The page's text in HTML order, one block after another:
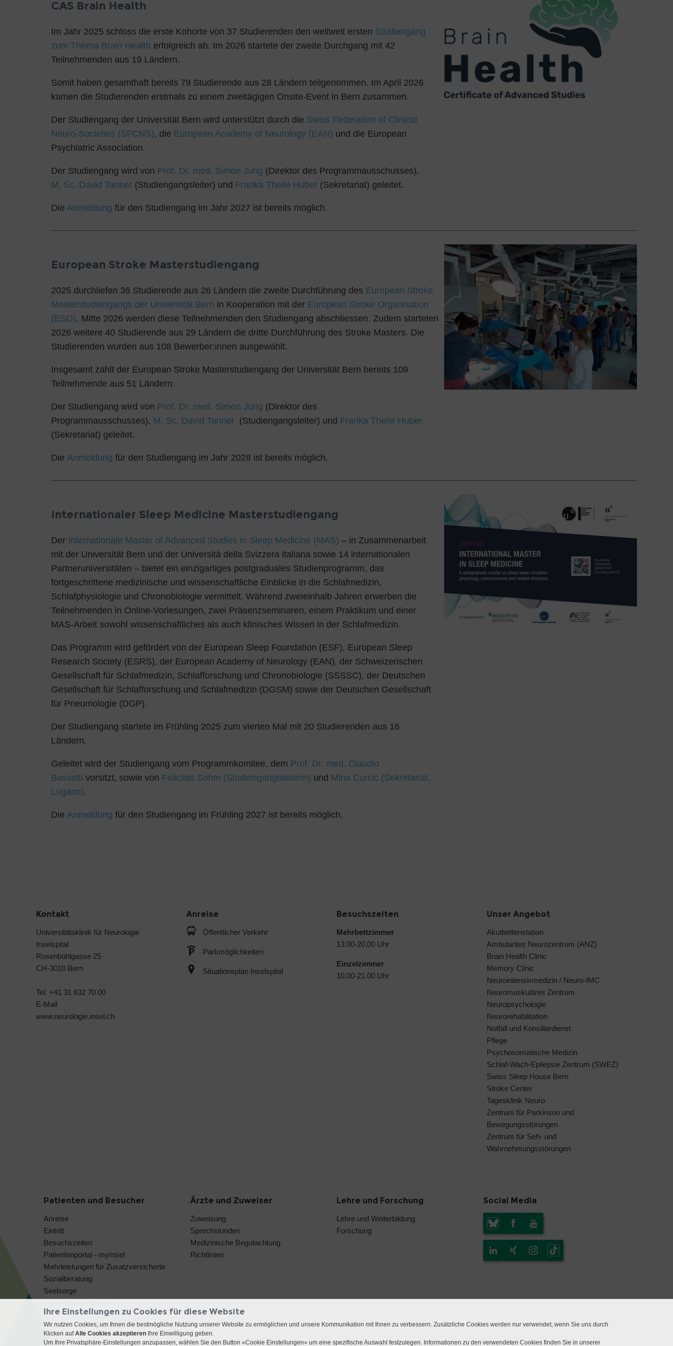
CAS Brain Health
Im Jahr 2025 schloss die erste Kohorte von 37 Studierenden den weltweit ersten Studiengang
zum Thema Brain Health erfolgreich ab. Im 2026 startete der zweite Durchgang mit 42
Teilnehmenden aus 19 Ländern.
Somit haben gesamthaft bereits 79 Studierende aus 28 Ländern teilgenommen. Im April 2026
kamen die Studierenden erstmals zu einem zweitägigen Onsite-Event in Bern zusammen.
Der Studiengang der Universität Bern wird unterstützt durch die Swiss Federation of Clinical
Neuro-Societies (SFCNS), die European Academy of Neurology (EAN) und die European
Psychiatric Association.
Der Studiengang wird von Prof. Dr. med. Simon Jung (Direktor des Programmausschusses),
M. Sc. David Tanner (Studiengangsleiter) und Franka Theile Huber (Sekretariat) geleitet.
Die Anmeldung für den Studiengang im Jahr 2027 ist bereits möglich.
European Stroke Masterstudiengang
2025 durchliefen 36 Studierende aus 26 Ländern die zweite Durchführung des European Stroke
Masterstudiengangs der Universität Bern in Kooperation mit der European Stroke Organisation
(ESO). Mitte 2026 werden diese Teilnehmenden den Studiengang abschliessen. Zudem starteten
2026 weitere 40 Studierende aus 29 Ländern die dritte Durchführung des Stroke Masters. Die
Studierenden wurden aus 108 Bewerber:innen ausgewählt.
Insgesamt zählt der European Stroke Masterstudiengang der Universität Bern bereits 109
Teilnehmende aus 51 Ländern.
Der Studiengang wird von Prof. Dr. med. Simon Jung (Direktor des
Programmausschusses), M. Sc. David Tanner (Studiengangsleiter) und Franka Theile Huber
(Sekretariat) geleitet.
Die Anmeldung für den Studiengang im Jahr 2028 ist bereits möglich.
Internationaler Sleep Medicine Masterstudiengang
Der Internationale Master of Advanced Studies in Sleep Medicine (MAS) – in Zusammenarbeit
mit der Universität Bern und der Università della Svizzera italiana sowie 14 internationalen
Partneruniversitäten – bietet ein einzigartiges postgraduales Studienprogramm, das
fortgeschrittene medizinische und wissenschaftliche Einblicke in die Schlafmedizin,
Schlafphysiologie und Chronobiologie vermittelt. Während zweieinhalb Jahren erwerben die
Teilnehmenden in Online-Vorlesungen, zwei Präsenzseminaren, einem Praktikum und einer
MAS-Arbeit sowohl wissenschaftliches als auch klinisches Wissen in der Schlafmedizin.
Das Programm wird gefördert von der European Sleep Foundation (ESF), European Sleep
Research Society (ESRS), der European Academy of Neurology (EAN), der Schweizerischen
Gesellschaft für Schlafmedizin, Schlafforschung und Chronobiologie (SSSSC), der Deutschen
Gesellschaft für Schlafforschung und Schlafmedizin (DGSM) sowie der Deutschen Gesellschaft
für Pneumologie (DGP).
Der Studiengang startete im Frühling 2025 zum vierten Mal mit 20 Studierenden aus 16
Ländern.
Geleitet wird der Studiengang vom Programmkomitee, dem Prof. Dr. med. Claudio
Bassetti vorsitzt, sowie von Felicitas Sohm (Studiengangsleiterin) und Mina Curcic (Sekretariat,
Lugano).
Die Anmeldung für den Studiengang im Frühling 2027 ist bereits möglich.
Kontakt
Universitätsklinik für Neurologie
Inselspital
Rosenbühlgasse 25
CH-3010 Bern
Tel. +41 31 632 70 00
E-Mail
www.neurologie.insel.ch
Anreise
Öffentlicher Verkehr
Parkmöglichkeiten
Situationsplan Inselspital
Besuchszeiten
Mehrbettzimmer
13.00-20.00 Uhr
Einzelzimmer
10.00-21.00 Uhr
Unser Angebot
Akutbettenstation
Ambulantes Neurozentrum (ANZ)
Brain Health Clinic
Memory Clinic
Neurointensivmedizin / Neuro-IMC
Neuromuskuläres Zentrum
Neuropsychologie
Neurorehabilitation
Notfall und Konsiliardienst
Pflege
Psychosomatische Medizin
Schlaf-Wach-Epilepsie Zentrum (SWEZ)
Swiss Sleep House Bern
Stroke Center
Tagesklinik Neuro
Zentrum für Parkinson und
Bewegungsstörungen
Zentrum für Seh- und
Wahrnehmungsstörungen
Patienten und Besucher
Anreise
Eintritt
Besuchszeiten
Patientenportal - myInsel
Mehrleistungen für Zusatzversicherte
Sozialberatung
Seelsorge
Ärzte und Zuweiser
Zuweisung
Sprechstunden
Medizinische Begutachtung
Richtlinien
Lehre und Forschung
Lehre und Weiterbildung
Forschung
Social Media
Ihre Einstellungen zu Cookies für diese Website
Wir nutzen Cookies, um Ihnen die bestmögliche Nutzung unserer Website zu ermöglichen und unsere Kommunikation mit Ihnen zu verbessern. Zusätzliche Cookies werden nur verwendet, wenn Sie uns durch
Klicken aufAlle Cookies akzeptieren Ihre Einwilligung geben.
Um Ihre Privatsphäre-Einstellungen anzupassen, wählen Sie den Button «Cookie Einstellungen» um eine spezifische Auswahl festzulegen. Informationen zu den verwendeten Cookies finden Sie in unserer